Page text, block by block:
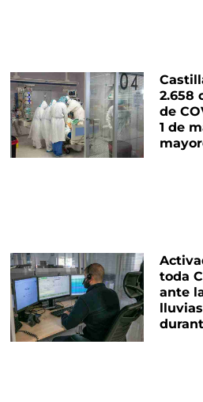
2.658
de
1 de
toda
ante